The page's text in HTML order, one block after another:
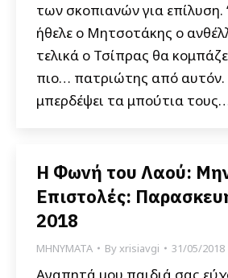
των σκοπιανών για επίλυση.
ήθελε ο Μητσοτάκης ο
τελικά ο Τσίπρας θα
πιο… πατριώτης από
μπερδέψει τα μπούτια
Η Φωνή του Λαού:
Επιστολές:
2018
ΜΗΝΥΜΑΤΑ Byxrisiavgi 31/05/2018